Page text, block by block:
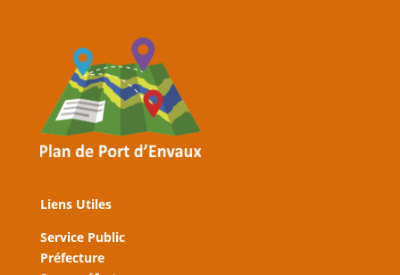
Liens Utiles
Service Public
Préfecture